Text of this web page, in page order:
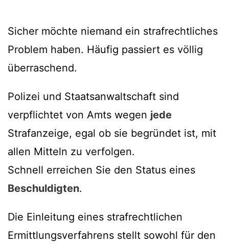
Sicher möchte niemand ein strafrechtliches
Problem haben. Häufig passiert es völlig
überraschend.
Polizei und Staatsanwaltschaft sind
verpflichtet von Amts wegen jede
Strafanzeige, egal ob sie begründet ist, mit
allen Mitteln zu verfolgen.
Schnell erreichen Sie den Status eines
Beschuldigten.
Die Einleitung eines strafrechtlichen
Ermittlungsverfahrens stellt sowohl für den